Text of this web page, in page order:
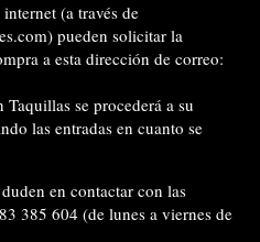
(a través de
) pueden solicitar la
a esta dirección de correo:
se procederá a su
las entradas en cuanto se
en contactar con las
385 604 (de lunes a viernes de